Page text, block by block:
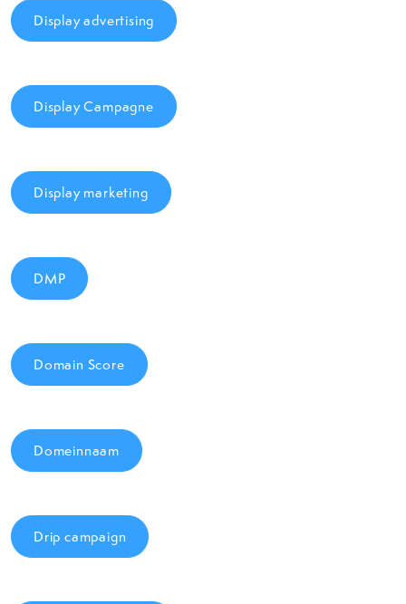
Display advertising
Display Campagne
Display marketing
DMP
Domain Score
Domeinnaam
Drip campaign